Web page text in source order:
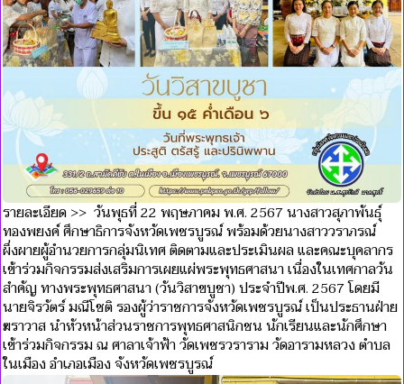
รายละเอียด >> วันพุธที่ 22 พฤษภาคม พ.ศ. 2567 นางสาวสุภาพันธุ์
ทองพยงค์ ศึกษาธิการจังหวัดเพชรบูรณ์ พร้อมด้วยนางสาววราภรณ์
ผึ่งผายผู้อำนวยการกลุ่มนิเทศ ติดตามและประเมินผล และคณะบุคลากร
เข้าร่วมกิจกรรมส่งเสริมการเผยแผ่พระพุทธศาสนา เนื่องในเทศกาลวัน
สำคัญ ทางพระพุทธศาสนา (วันวิสาขบูชา) ประจำปีพ.ศ. 2567 โดยมี
นายจิรวัตร์ มณีโชติ รองผู้ว่าราชการจังหวัดเพชรบูรณ์ เป็นประธานฝ่าย
ฆราวาส นำหัวหน้าส่วนราชการพุทธศาสนิกชน นักเรียนและนักศึกษา
เข้าร่วมกิจกรรม ณ ศาลาเจ้าฟ้า วัดเพชรวราราม วัดอารามหลวง ตำบล
ในเมือง อำเภอเมือง จังหวัดเพชรบูรณ์